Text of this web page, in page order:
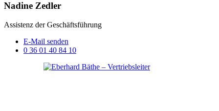
Nadine Zedler
Assistenz der Geschäftsführung
E-Mail senden
0 36 01 40 84 10